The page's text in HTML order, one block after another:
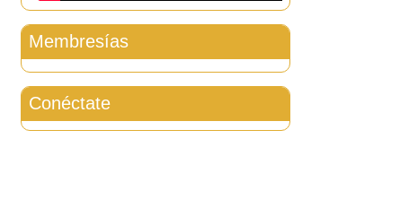
Membresías
Conéctate